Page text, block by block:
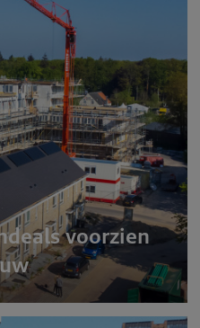
voorzien